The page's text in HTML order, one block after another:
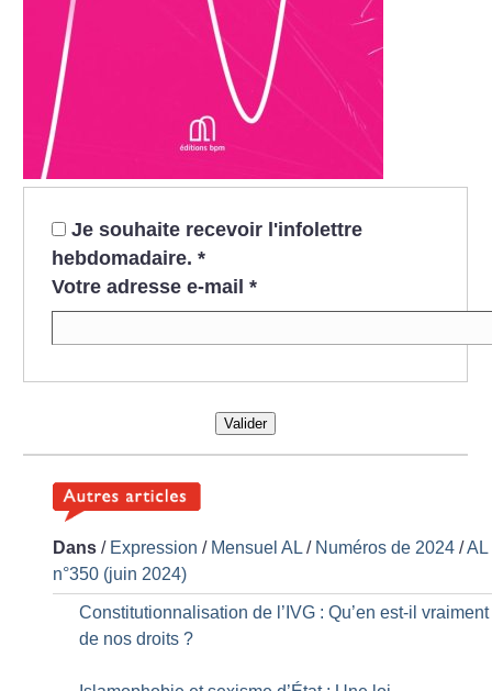
Je souhaite recevoir l'infolettre
hebdomadaire. *
Votre adresse e-mail *
Valider
Dans / Expression / Mensuel AL / Numéros de 2024 /AL
n°350 (juin 2024)
Constitutionnalisation de l’IVG : Qu’en est-il vraiment
de nos droits ?